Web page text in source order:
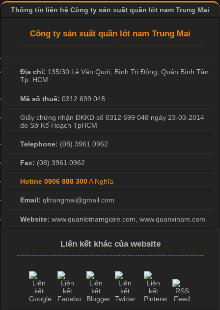
Vì Sao Cơ Sở Sản Xuất Quần Lót Nam Ưa Chuộng Vải
Cotton?
Vải cotton là một trong những chất liệu được sử dụng rộng rãi
nhất trong ngành dệt may nhờ đặc tính mềm mại, thoáng mát
và thấm hút mồ hôi tốt. Đây cũng là loại vải được nhiều công ty
sản xuất quần lót nam lựa chọn để tạo ra các sản phẩm chất
lượng, phù hợp với nhu cầu sử dụng
Thông tin liên hệ Công ty sản xuất quần lót nam Trung Mai
Công ty sản xuất quần lót nam Trung Mai
Địa chỉ: 135/30 Lê Văn Quới, Bình Trị Đông, Quận Bình Tân,
Tp. HCM
Mã số thuế: 0312 699 048
Giấy chứng nhận ĐKKD số 0312 699 048 ngày 23-03-2014
do Sở Kế Hoạch TpHCM
Telephone: (08).3961.0962
Fax: (08).3961.0962
Hotine 0906 888 300A Nghĩa
Email: qltrungmai@gmail.com
Website: www.quanlotnamgiare.com, www.quanxinam.com
Liên kết khác của website